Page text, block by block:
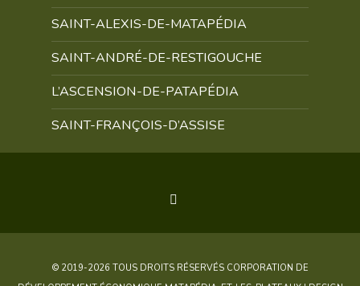
SAINT-ALEXIS-DE-MATAPÉDIA
SAINT-ANDRÉ-DE-RESTIGOUCHE
L’ASCENSION-DE-PATAPÉDIA
SAINT-FRANÇOIS-D’ASSISE
© 2019-2026 TOUS DROITS RÉSERVÉS CORPORATION DE